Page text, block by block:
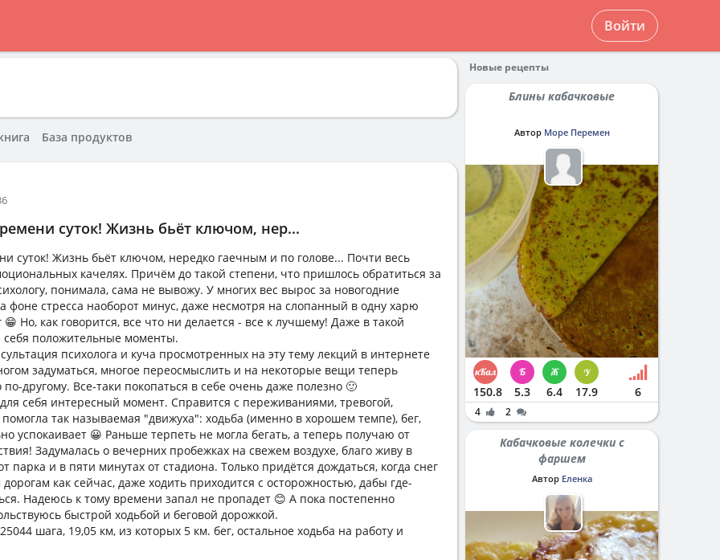
Войти
База продуктов
суток! Жизнь бьёт ключом, нер...
суток! Жизнь бьёт ключом, нередко гаечным и по голове... Почти весь
качелях. Причём до такой степени, что пришлось обратиться за
понимала, сама не вывожу. У многих вес вырос за новогодние
фоне стресса наоборот минус, даже несмотря на слопанный в одну харю
😁 Но, как говорится, все что ни делается - все к лучшему! Даже в такой
положительные моменты.
психолога и куча просмотренных на эту тему лекций в интернете
задуматься, многое переосмыслить и на некоторые вещи теперь
другому. Все-таки покопаться в себе очень даже полезно 🙂
себя интересный момент. Справится с переживаниями, тревогой,
так называемая "движуха": ходьба (именно в хорошем темпе), бег,
успокаивает 😀 Раньше терпеть не могла бегать, а теперь получаю от
Задумалась о вечерних пробежках на свежем воздухе, благо живу в
парка и в пяти минутах от стадиона. Только придётся дождаться, когда снег
дорогам как сейчас, даже ходить приходится с осторожностью, дабы где-
Надеюсь к тому времени запал не пропадет 😊 А пока постепенно
быстрой ходьбой и беговой дорожкой.
шага, 19,05 км, из которых 5 км. бег, остальное ходьба на работу и
Новые рецепты
Блины кабачковые
Автор Море Перемен
150.8 5.3 6.4 17.9 6
4 2
Кабачковые колечки с
фаршем
Автор Еленка